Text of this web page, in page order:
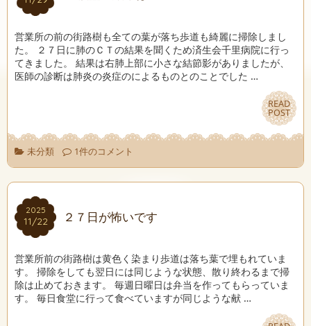
営業所の前の街路樹も全ての葉が落ち歩道も綺麗に掃除しまし
た。 ２７日に肺のＣＴの結果を聞くため済生会千里病院に行っ
てきました。 結果は右肺上部に小さな結節影がありましたが、
医師の診断は肺炎の炎症のによるものとのことでした …
READ
POST
READ
POST
未分類 1件のコメント
2025
11/22
2025
11/22 ２７日が怖いです
営業所前の街路樹は黄色く染まり歩道は落ち葉で埋もれていま
す。 掃除をしても翌日には同じような状態、散り終わるまで掃
除は止めておきます。 毎週日曜日は弁当を作ってもらっていま
す。 毎日食堂に行って食べていますが同じような献 …